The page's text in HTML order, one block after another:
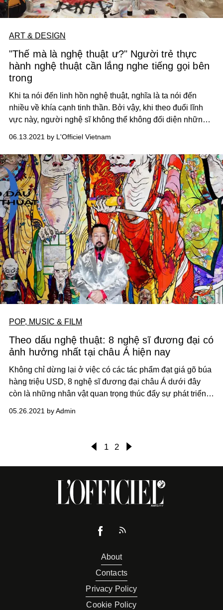
ART & DESIGN
"Thế mà là nghệ thuật ư?" Người trẻ thực
hành nghệ thuật cần lắng nghe tiếng gọi bên
trong
Khi ta nói đến linh hồn nghệ thuật, nghĩa là ta nói đến
nhiều về khía cạnh tinh thần. Bởi vậy, khi theo đuổi lĩnh
vực này, người nghệ sĩ không thể không đối diện những
để họ đạt tâm vững chãi mà theo đuổi nghề nghiệp đầy
thử thách này.
06.13.2021 by L'Officiel Vietnam
POP, MUSIC & FILM
Theo dấu nghệ thuật: 8 nghệ sĩ đương đại có
ảnh hưởng nhất tại châu Á hiện nay
Không chỉ dừng lại ở việc có các tác phẩm đạt giá gõ búa
hàng triệu USD, 8 nghệ sĩ đương đại châu Á dưới đây
còn là những nhân vật quan trọng thúc đẩy sự phát triển
nay và thời gian sắp tới.
05.26.2021 by Admin
1 2
About
Contacts
Privacy Policy
Cookie Policy